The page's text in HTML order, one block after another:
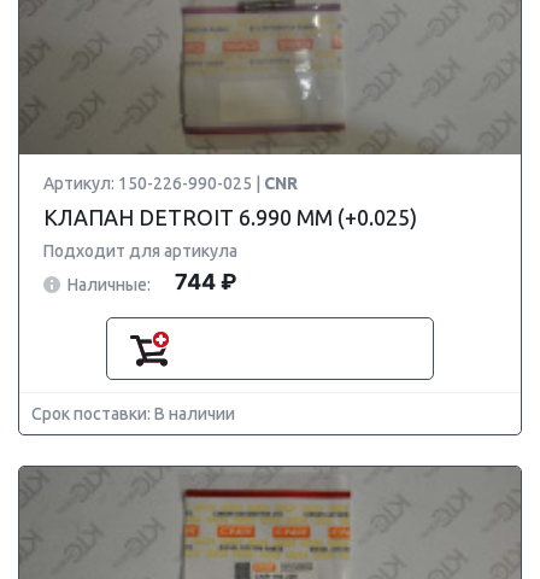
Артикул: 150-226-990-025 | CNR
КЛАПАН DETROIT 6.990 ММ (+0.025)
Подходит для артикула
Наличные:
744 ₽
Срок поставки: В наличии